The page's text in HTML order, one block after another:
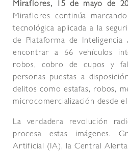
Miraflores, 15 de mayo de
Miraflores continúa
tecnológica aplicada a la
de Plataforma de
encontrar a 66 vehículos
robos, cobro de cupos y
personas puestas a
delitos como estafas, robos,
microcomercialización desde
La verdadera revolución
procesa estas imágenes.
Artificial (IA), la Central